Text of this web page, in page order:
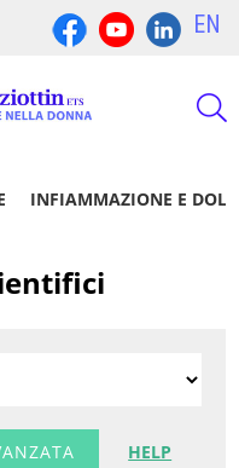
EN
INFIAMMAZIONE E
HELP